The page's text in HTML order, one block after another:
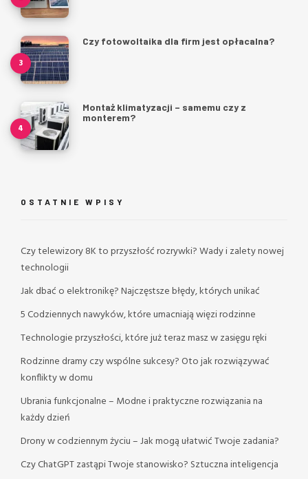
Czy fotowoltaika dla firm jest opłacalna?
Montaż klimatyzacji – samemu czy z
monterem?
OSTATNIE WPISY
Czy telewizory 8K to przyszłość rozrywki? Wady i zalety nowej
technologii
Jak dbać o elektronikę? Najczęstsze błędy, których unikać
5 Codziennych nawyków, które umacniają więzi rodzinne
Technologie przyszłości, które już teraz masz w zasięgu ręki
Rodzinne dramy czy wspólne sukcesy? Oto jak rozwiązywać
konflikty w domu
Ubrania funkcjonalne – Modne i praktyczne rozwiązania na
każdy dzień
Drony w codziennym życiu – Jak mogą ułatwić Twoje zadania?
Czy ChatGPT zastąpi Twoje stanowisko? Sztuczna inteligencja